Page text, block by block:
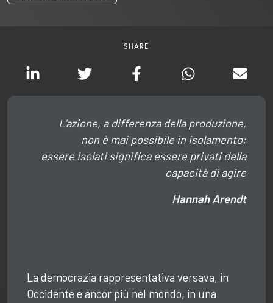
SHARE
L’azione, a differenza della produzione,
non è mai possibile in isolamento;
essere isolati significa essere privati della
capacità di agire
Hannah Arendt
La democrazia rappresentativa versava, in
Occidente e ancor più nel mondo, in una